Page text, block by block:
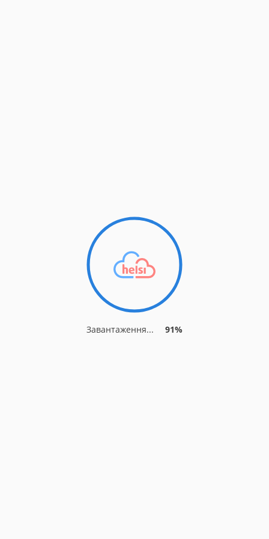
Завантаження... 91%